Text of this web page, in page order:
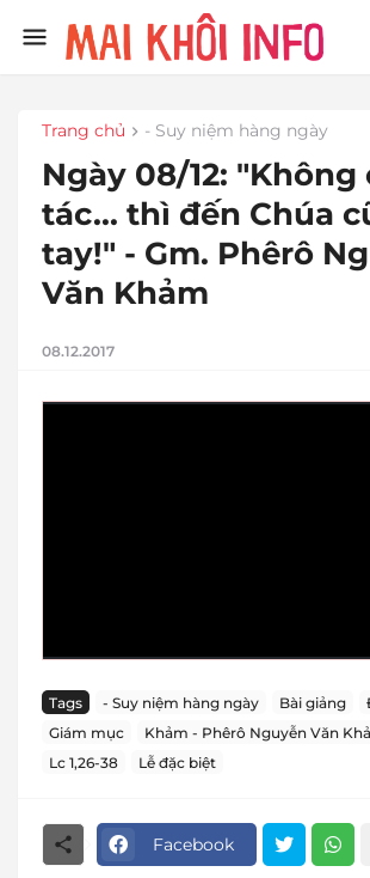
Trang chủ - Suy niệm hàng ngày
Ngày 08/12: "Không
tác... thì đến Chúa
tay!" - Gm. Phêrô
Văn Khảm
08.12.2017
Tags - Suy niệm hàng ngày Bài giảng
Giám mục
Khảm - Phêrô Nguyễn Văn
Lc 1,26-38
Lễ đặc biệt
Facebook